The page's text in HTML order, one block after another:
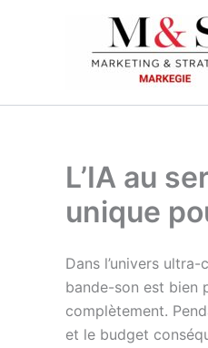
L’IA au
unique
Dans l’univers
bande-son est bien
complètement.
et le budget